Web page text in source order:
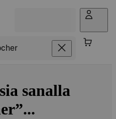
sanalla